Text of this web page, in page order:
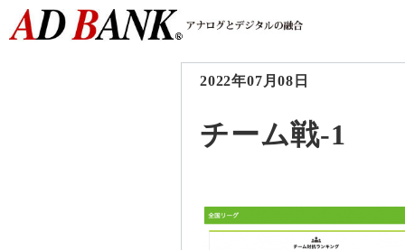
2022年07月08日
チーム戦-1